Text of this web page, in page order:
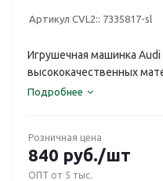
Артикул CVL2:: 7335817-sl
Игрушечная машинка
высококачественных
Подробнее
Розничная цена
840 руб./шт
ОПТ от 5 тыс.